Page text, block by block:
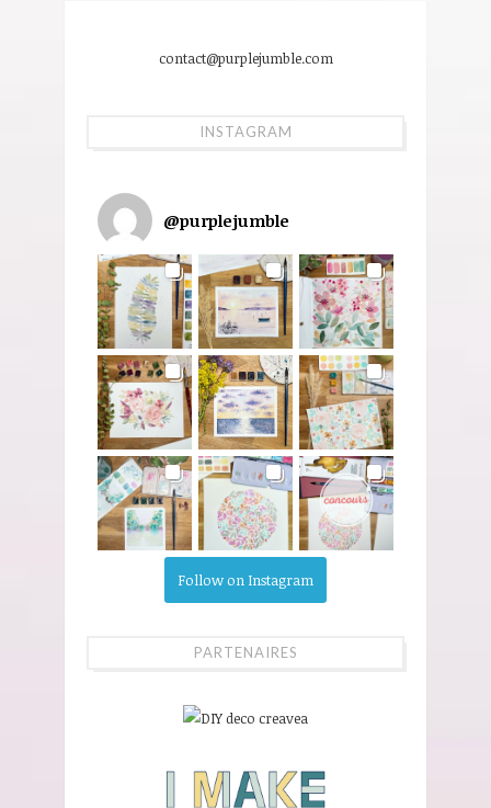
contact@purplejumble.com
INSTAGRAM
@purplejumble
Follow on Instagram
PARTENAIRES